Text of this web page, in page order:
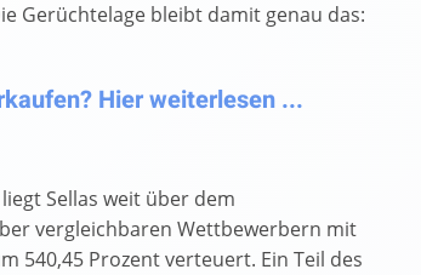
Gerüchtelage bleibt damit genau das:
Hier weiterlesen ...
Sellas weit über dem
vergleichbaren Wettbewerbern mit
540,45 Prozent verteuert. Ein Teil des